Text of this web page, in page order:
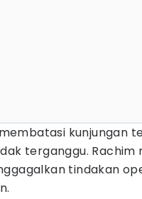
kunjungan
terganggu. Rachim
tindakan